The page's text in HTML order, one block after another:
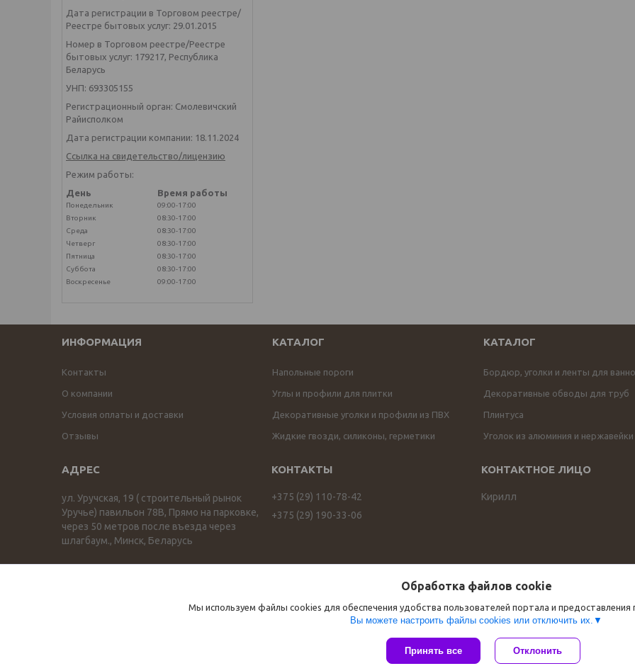
Дата регистрации в Торговом реестре/
Реестре бытовых услуг: 29.01.2015
Номер в Торговом реестре/Реестре
бытовых услуг: 179217, Республика
Беларусь
УНП: 693305155
Регистрационный орган: Смолевичский
Райисполком
Дата регистрации компании: 18.11.2024
Ссылка на свидетельство/лицензию
Режим работы:
День
Время работы
Понедельник
09:00-17:00
Вторник
08:30-17:00
Среда
08:30-17:00
Четверг
08:30-17:00
Пятница
08:30-17:00
Суббота
08:30-17:00
Воскресенье
09:00-17:00
ИНФОРМАЦИЯ
Контакты
О компании
Условия оплаты и доставки
Отзывы
КАТАЛОГ
Напольные пороги
Углы и профили для плитки
Декоративные уголки и профили из ПВХ
Жидкие гвозди, силиконы, герметики
КАТАЛОГ
Бордюр, уголки и ленты для
Декоративные обводы для труб
Плинтуса
Уголок из алюминия и нержавейки
ул. Уручская, 19 ( строительный рынок
Уручье) павильон 78В, Прямо на парковке,
через 50 метров после въезда через
шлагбаум., Минск, Беларусь
+375 (29) 110-78-42
+375 (29) 190-33-06
Кирилл
Сайт создан на платформе Deal.by
Политика обработки файлов cookies
Обработка файлов cookie
Мы используем файлы cookies для обеспечения удобства пользователей портала и
Вы можете настроить файлы cookies или отключить их.
Принять все Отклонить